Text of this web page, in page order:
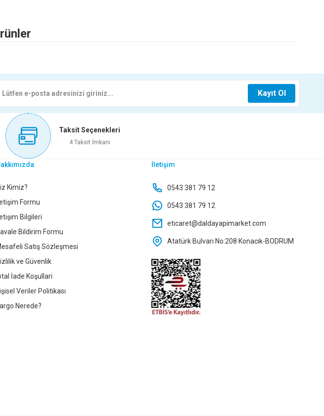
siz yapın!
sorulmamış.
40 CM
TL
Ekle
KÖPEK TASMASI 50 CM
83,85 TL
Sepete Ekle
RUTTER KLAVYE RT-OK1
180,25 TL
120,00 TL
Sepete Ekle
SEVER HASIR AMERİKAN SERVİS PÜSKÜLLÜ
87,20 TL
Kayıt Ol
Taksit Seçenekleri
4 Taksit İmkanı
Kimiz?
Formu
Bilgileri
Bildirim Formu
Satış Sözleşmesi
ve Güvenlik
İade Koşullari
Veriler Politikası
Nerede?
İletişim
0543 381 79 12
0543 381 79 12
eticaret@daldayapimarket.com
Atatürk Bulvarı No:208 Konacık-BODRUM